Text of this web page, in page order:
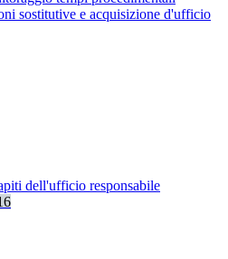
sostitutive e acquisizione d'ufficio
dell'ufficio responsabile